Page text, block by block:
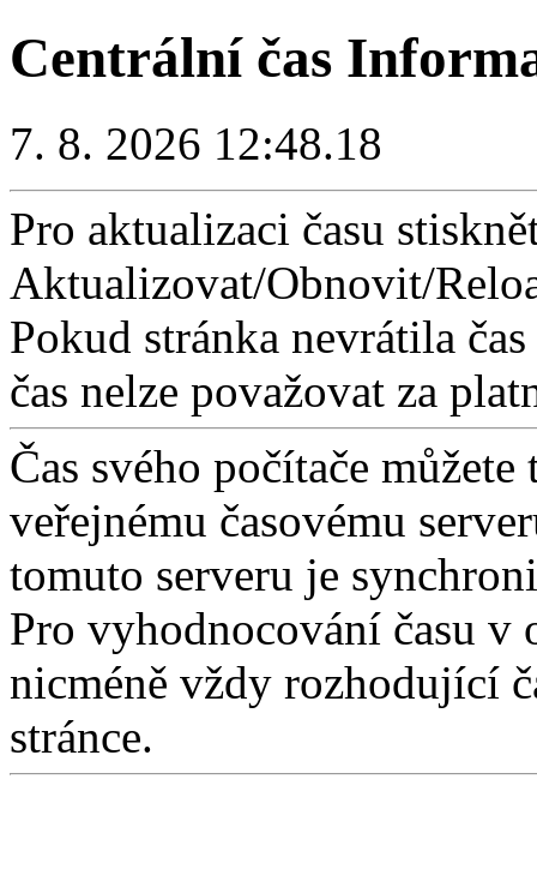
Centrální čas
7. 8. 2026 12:48.18
Pro aktualizaci času
Aktualizovat/Obnovit/
Pokud stránka nevrátila
čas nelze považovat za
Čas svého počítače
veřejnému časovému
tomuto serveru je
Pro vyhodnocování času v
nicméně vždy rozhodující
stránce.